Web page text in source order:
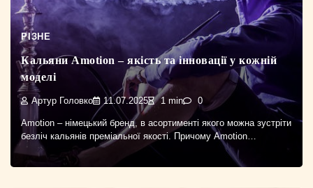
РІЗНЕ
Кальяни Amotion – якість та інновації у кожній
моделі
Артур Головко 11.07.2025 1 min 0
Amotion – німецький бренд, в асортименті якого можна зустріти
безліч кальянів преміальної якості. Причому Amotion…